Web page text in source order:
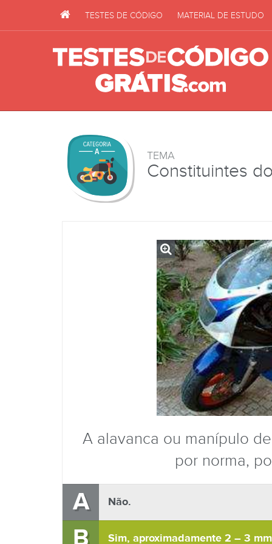
TESTES DE CÓDIGO MATERIAL DE ESTUDO
TEMA
Constituintes
A alavanca ou manípulo
por norma,
A Não.
Sim, aproximadamente 2 – 3